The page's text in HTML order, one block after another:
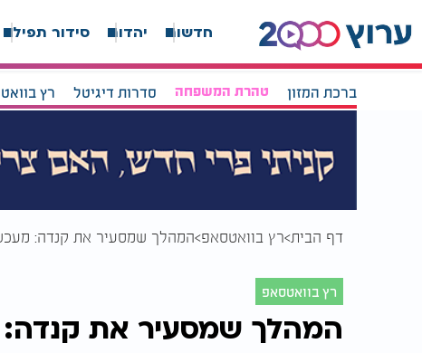
חדשות יהדות סידור תפילה
ברכת המזון טהרת המשפחה סדרות דיגיטל רץ
דף הבית רץ בוואטסאפ המהלך שמסעיר את קנדה:
רץ בוואטסאפ
המהלך שמסעיר את קנדה: